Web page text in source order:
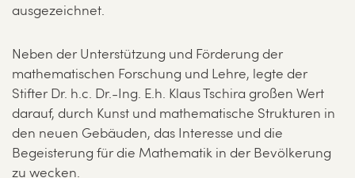
ausgezeichnet.
Neben der Unterstützung und Förderung der
mathematischen Forschung und Lehre, legte der
Stifter Dr. h.c. Dr.-Ing. E.h. Klaus Tschira großen Wert
darauf, durch Kunst und mathematische Strukturen in
den neuen Gebäuden, das Interesse und die
Begeisterung für die Mathematik in der Bevölkerung
zu wecken.